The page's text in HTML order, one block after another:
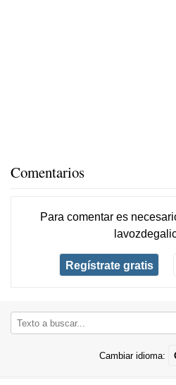
Comentarios
Para comentar es
Regístrate gratis
Cambiar idioma: